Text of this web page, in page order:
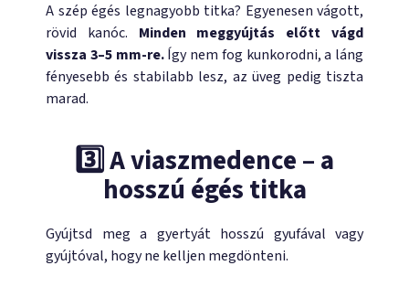
A szép égés legnagyobb titka? Egyenesen vágott,
rövid kanóc. Minden meggyújtás előtt vágd
vissza 3–5 mm-re.Így nem fog kunkorodni, a láng
fényesebb és stabilabb lesz, az üveg pedig tiszta
marad.
3️⃣ A viaszmedence – a
hosszú égés titka
Gyújtsd meg a gyertyát hosszú gyufával vagy
gyújtóval, hogy ne kelljen megdönteni.